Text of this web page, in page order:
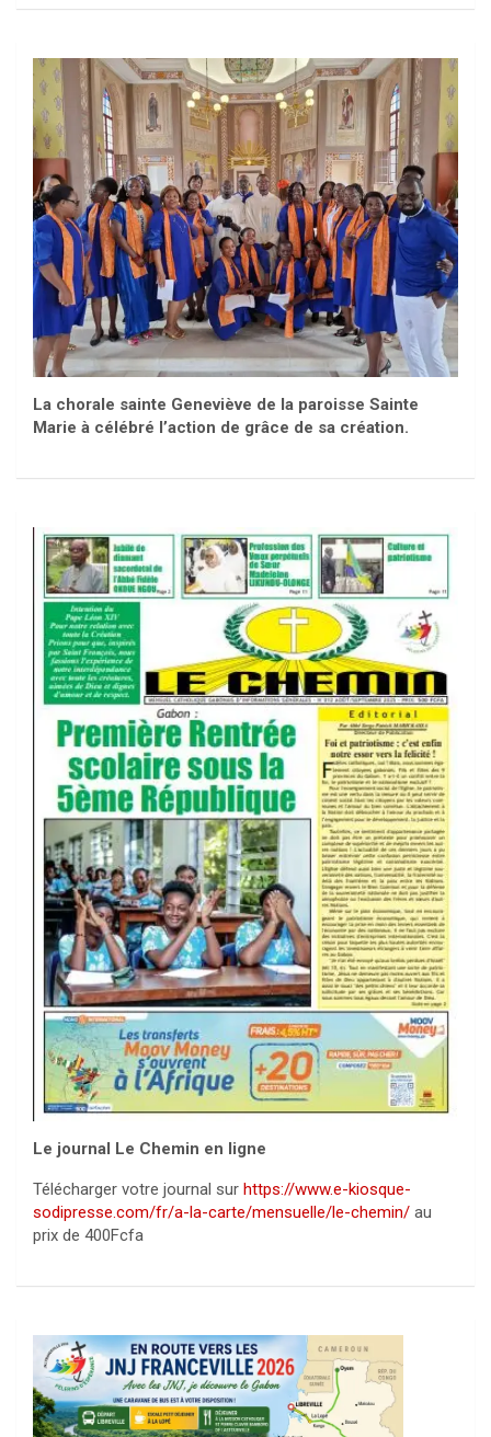
La chorale sainte Geneviève de la paroisse Sainte
Marie à célébré l’action de grâce de sa création.
Le journal Le Chemin en ligne
Télécharger votre journal sur https://www.e-kiosque-
sodipresse.com/fr/a-la-carte/mensuelle/le-chemin/ au
prix de 400Fcfa